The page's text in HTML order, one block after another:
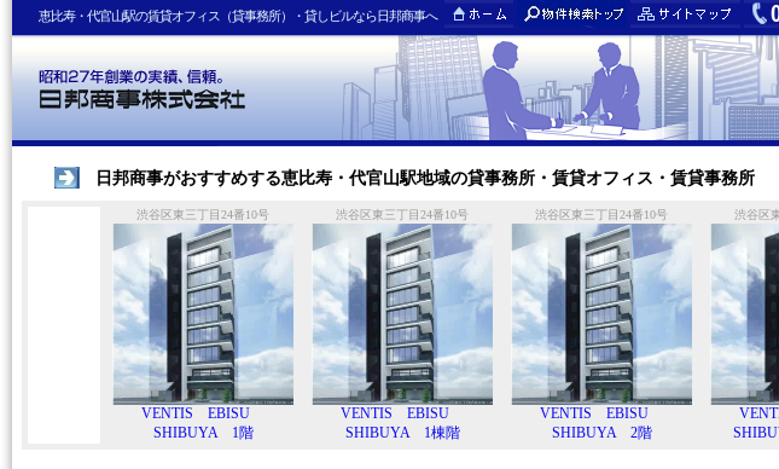
恵比寿・代官山駅の賃貸オフィス（貸事務所）・貸しビルなら日邦商事へ